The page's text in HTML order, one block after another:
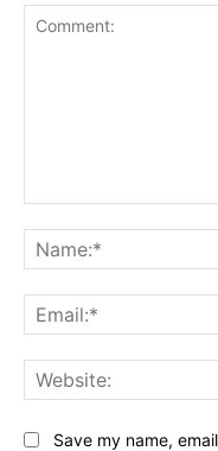
Save my name,